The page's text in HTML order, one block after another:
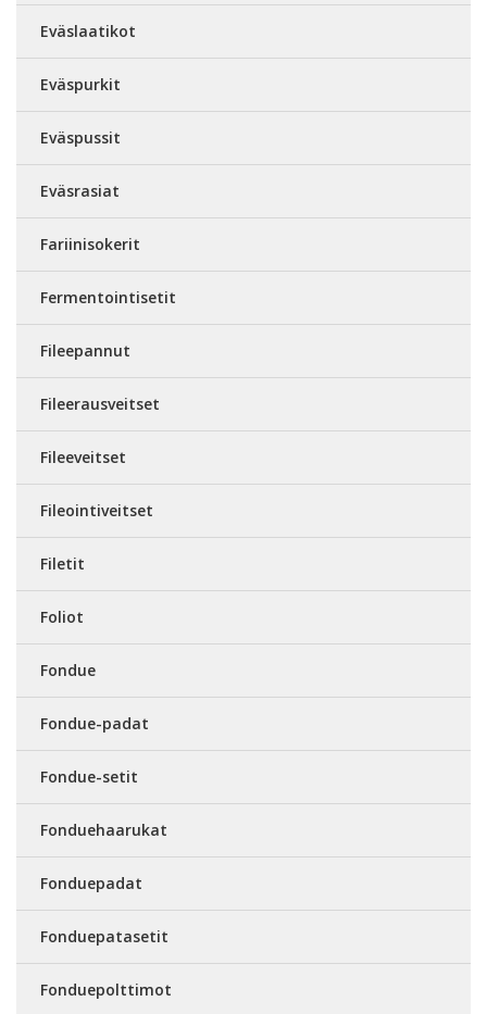
Eväslaatikot
Eväspurkit
Eväspussit
Eväsrasiat
Fariinisokerit
Fermentointisetit
Fileepannut
Fileerausveitset
Fileeveitset
Fileointiveitset
Filetit
Foliot
Fondue
Fondue-padat
Fondue-setit
Fonduehaarukat
Fonduepadat
Fonduepatasetit
Fonduepolttimot